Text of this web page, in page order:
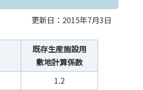
更新日：2015年7月3日
既存生産施設用
敷地計算係数
1.2